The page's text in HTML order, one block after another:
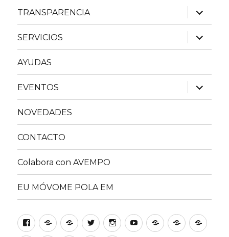
TRANSPARENCIA
expande
el
menú
inferior
SERVICIOS
expande
el
menú
AYUDAS
EVENTOS
expande
el
menú
NOVEDADES
CONTACTO
Colabora con AVEMPO
EU MÓVOME POLA EM
Facebook
INICIOASOCIACIÓN
TwitterInstagram
YouTube SERVICIOS